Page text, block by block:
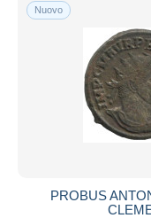
Nuovo
PROBUS